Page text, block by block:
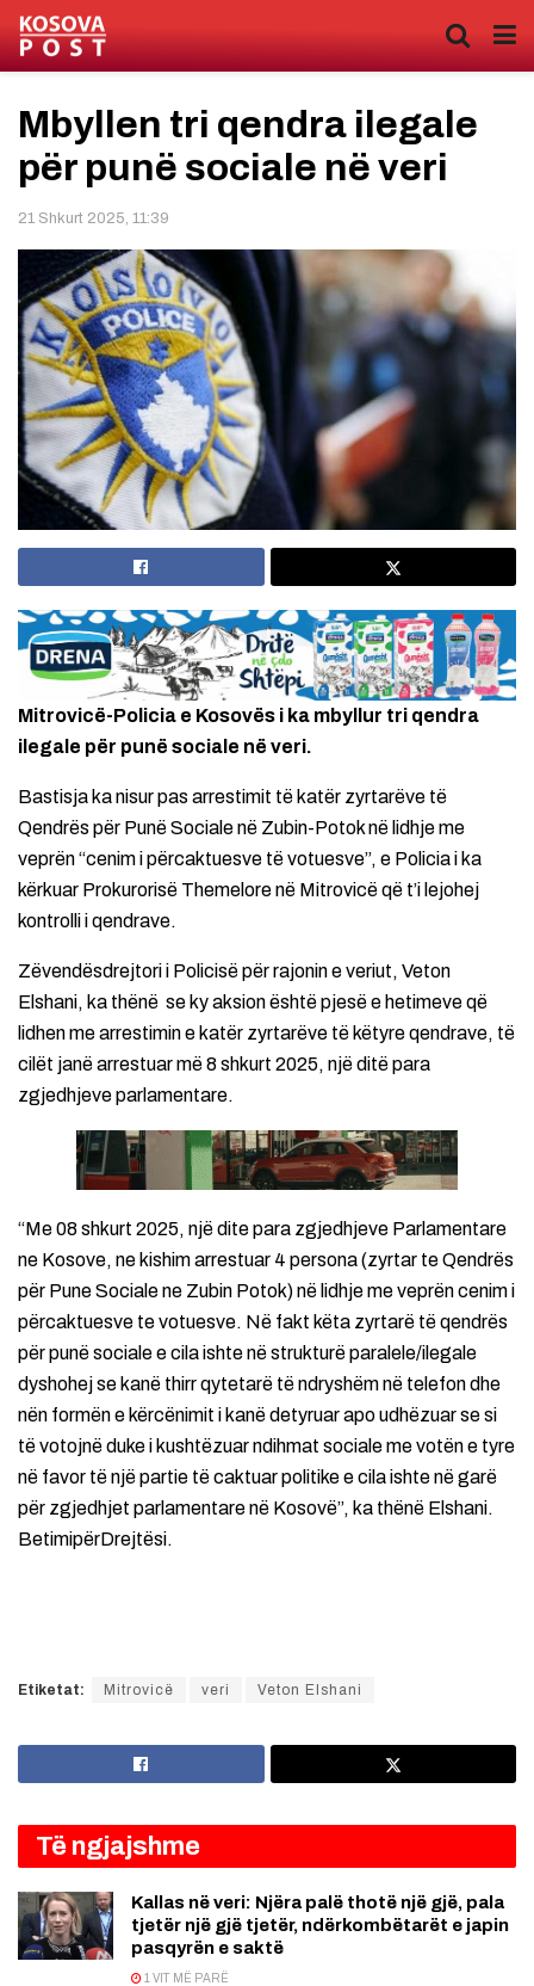
Mbyllen tri qendra ilegale
për punë sociale në veri
21 Shkurt 2025, 11:39
Mitrovicë-Policia e Kosovës i ka mbyllur tri qendra
ilegale për punë sociale në veri.
Bastisja ka nisur pas arrestimit të katër zyrtarëve të
Qendrës për Punë Sociale në Zubin-Potok në lidhje me
veprën “cenim i përcaktuesve të votuesve”, e Policia i ka
kërkuar Prokurorisë Themelore në Mitrovicë që t’i lejohej
kontrolli i qendrave.
Zëvendësdrejtori i Policisë për rajonin e veriut, Veton
Elshani, ka thënë se ky aksion është pjesë e hetimeve që
lidhen me arrestimin e katër zyrtarëve të këtyre qendrave, të
cilët janë arrestuar më 8 shkurt 2025, një ditë para
zgjedhjeve parlamentare.
“Me 08 shkurt 2025, një dite para zgjedhjeve Parlamentare
ne Kosove, ne kishim arrestuar 4 persona (zyrtar te Qendrës
për Pune Sociale ne Zubin Potok) në lidhje me veprën cenim i
përcaktuesve te votuesve. Në fakt këta zyrtarë të qendrës
për punë sociale e cila ishte në strukturë paralele/ilegale
dyshohej se kanë thirr qytetarë të ndryshëm në telefon dhe
nën formën e kërcënimit i kanë detyruar apo udhëzuar se si
të votojnë duke i kushtëzuar ndihmat sociale me votën e tyre
në favor të një partie të caktuar politike e cila ishte në garë
për zgjedhjet parlamentare në Kosovë”, ka thënë Elshani.
BetimipërDrejtësi.
Etiketat: Mitrovicë veri Veton Elshani
Të ngjajshme
Kallas në veri: Njëra palë thotë një gjë, pala
tjetër një gjë tjetër, ndërkombëtarët e japin
pasqyrën e saktë
1 VIT MË PARË